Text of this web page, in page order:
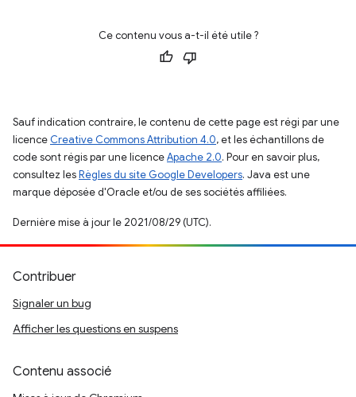
Ce contenu vous a-t-il été utile ?
Sauf indication contraire, le contenu de cette page est régi par une
licence Creative Commons Attribution 4.0, et les échantillons de
code sont régis par une licenceApache 2.0. Pour en savoir plus,
consultez lesRègles du site Google Developers. Java est une
marque déposée d'Oracle et/ou de ses sociétés affiliées.
Dernière mise à jour le 2021/08/29 (UTC).
Contribuer
Signaler un bug
Afficher les questions en suspens
Contenu associé